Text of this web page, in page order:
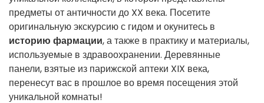
предметы от античности до XX века. Посетите
оригинальную экскурсию с гидом и окунитесь в
историю фармации, а также в практику и материалы,
используемые в здравоохранении. Деревянные
панели, взятые из парижской аптеки XIX века,
перенесут вас в прошлое во время посещения этой
уникальной комнаты!